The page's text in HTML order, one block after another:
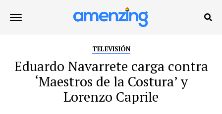
TELEVISIÓN
Eduardo Navarrete carga contra
‘Maestros de la Costura’ y
Lorenzo Caprile